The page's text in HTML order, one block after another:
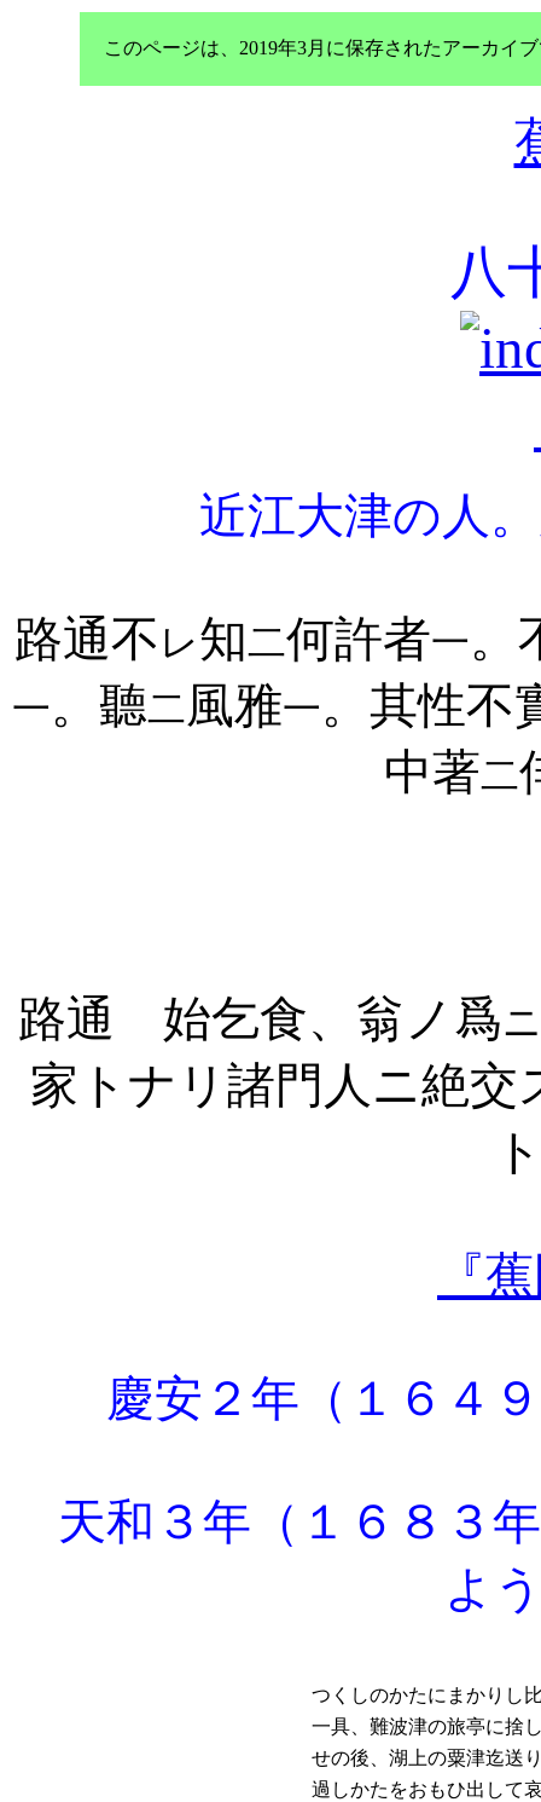
このページは、2019年3月に保存されたアーカイ
八
近江大津の人
路通不 レ知二何許者一。
一。聽二風雅一。其性不
中著二
路通 始乞食、翁ノ爲ニ
家トナリ諸門人ニ絶
『
慶安２年（１６４
天和３年（１６８３
よ
つくしのかたにまかりし
一具、難波津の旅亭に捨
せの後、湖上の粟津迄送
過しかたをおもひ出して